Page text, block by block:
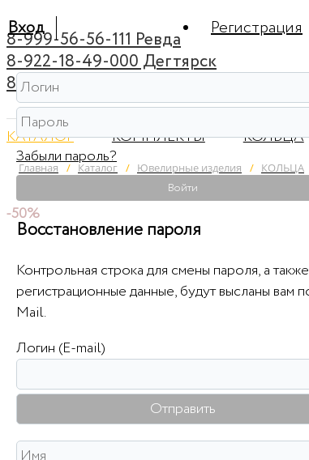
8-999-56-56-111 Ревда
8-922-18-49-000 Дегтярск
8-922-44-95-222 Советский
КАТАЛОГ КОМПЛЕКТЫ КОЛЬЦА
Главная / Каталог / Ювелирные изделия / КОЛЬЦА
-50%
Вход Регистрация
Забыли пароль?
Войти
Восстановление пароля
Контрольная строка для смены пароля, а
регистрационные данные, будут высланы вам
Mail.
Логин (E-mail)